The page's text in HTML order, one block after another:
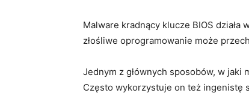
Malware kradnący ‍klucze BIOS
złośliwe ⁣oprogramowanie może
Jednym z głównych sposobów, w ⁤jaki
Często wykorzystuje on też ingenistę